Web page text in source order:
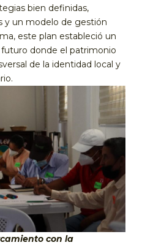
bien definidas,
y un modelo de gestión
este plan estableció un
donde el patrimonio
de la identidad local y
con la